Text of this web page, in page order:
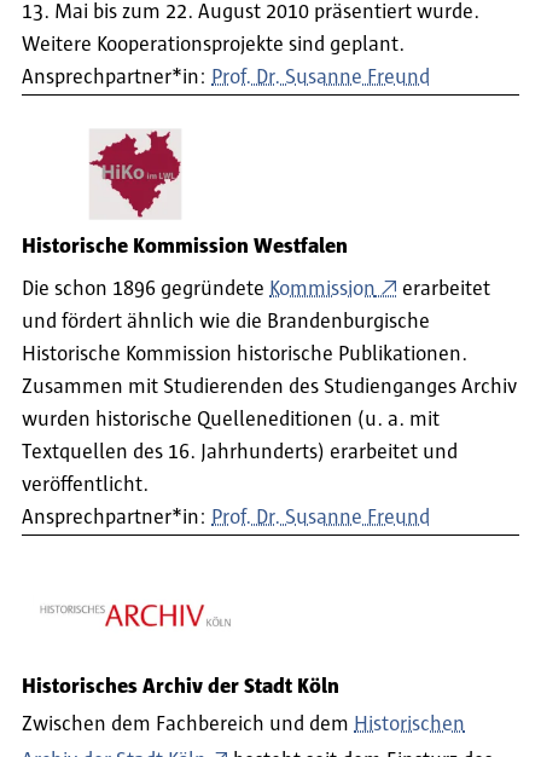
13. Mai bis zum 22. August 2010 präsentiert wurde.
Weitere Kooperationsprojekte sind geplant.
Ansprechpartner*in: Prof. Dr. Susanne Freund
Historische Kommission Westfalen
Die schon 1896 gegründete Kommission
erarbeitet
und fördert ähnlich wie die Brandenburgische
Historische Kommission historische Publikationen.
Zusammen mit Studierenden des Studienganges Archiv
wurden historische Quelleneditionen (u. a. mit
Textquellen des 16. Jahrhunderts) erarbeitet und
veröffentlicht.
Ansprechpartner*in: Prof. Dr. Susanne Freund
Historisches Archiv der Stadt Köln
Zwischen dem Fachbereich und dem Historischen